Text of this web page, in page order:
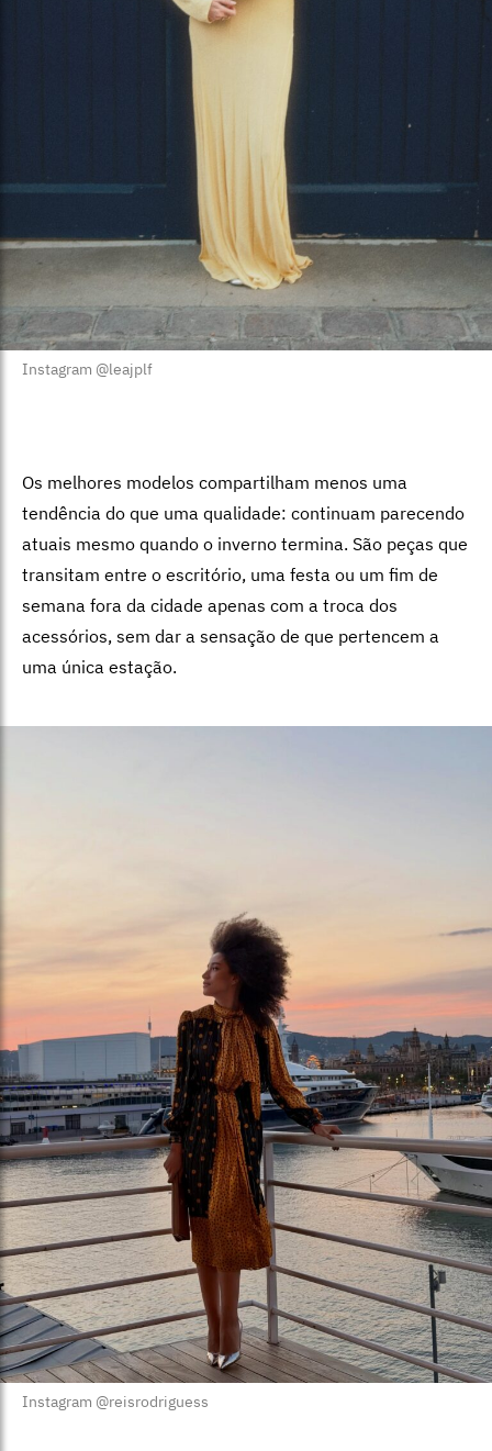
Instagram @leajplf
Os melhores modelos compartilham menos uma
tendência do que uma qualidade: continuam parecendo
atuais mesmo quando o inverno termina. São peças que
transitam entre o escritório, uma festa ou um fim de
semana fora da cidade apenas com a troca dos
acessórios, sem dar a sensação de que pertencem a
uma única estação.
Instagram @reisrodriguess